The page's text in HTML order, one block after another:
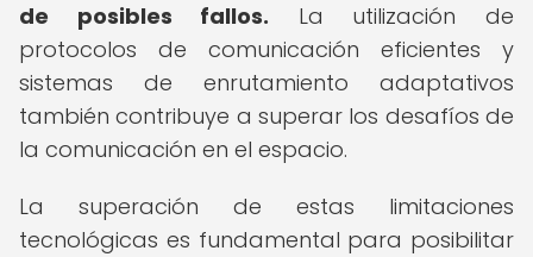
de posibles fallos. La utilización de
protocolos de comunicación eficientes y
sistemas de enrutamiento adaptativos
también contribuye a superar los desafíos de
la comunicación en el espacio.
La superación de estas limitaciones
tecnológicas es fundamental para posibilitar